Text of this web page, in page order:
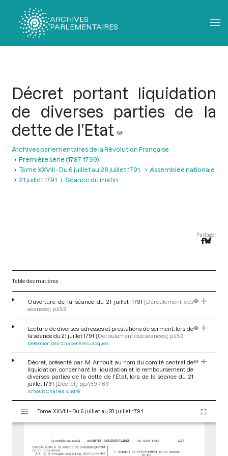
ARCHIVES
PARLEMENTAIRES
Décret portant liquidation
de diverses parties de la
dette de l’Etat
Archives parlementaires de la Révolution Française
Première série (1787-1799)
Tome XXVIII - Du 6 juillet au 28 juillet 1791.
Assemblée nationale
21 juillet 1791
Séance du matin
Partager
Table des matières
Ouverture de la séance du 21 juillet 1791 [Déroulement des
séances] p.459
Lecture de diverses adresses et prestations de serment, lors de
la séance du 21 juillet 1791 [Déroulement des séances] p.459
Defermon des Chapelières Jacques
Décret, présenté par M. Arnoult au nom du comité central de
liquidation, concernant la liquidation et le remboursement de
diverses parties de la dette de l'État, lors de la séance du 21
juillet 1791 [Décret] pp.459-469
Arnoult Charles André
s
Tome XXVIII - Du 6 juillet au 28 juillet 1791.